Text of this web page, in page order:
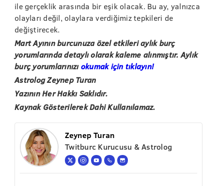
ile gerçeklik arasında bir eşik olacak. Bu ay, yalnızca
olayları değil, olaylara verdiğimiz tepkileri de
değiştirecek.
Mart Ayının burcunuza özel etkileri aylık burç
yorumlarında detaylı olarak kaleme alınmıştır. Aylık
burç yorumlarınızıokumak için tıklayın!
Astrolog Zeynep Turan
Yazının Her Hakkı Saklıdır.
Kaynak Gösterilerek Dahi Kullanılamaz.
Zeynep Turan
Twitburc Kurucusu & Astrolog